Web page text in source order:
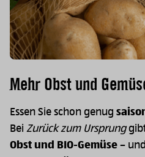
Mehr Obst und
Essen Sie schon genug
Bei Zurück zum Ursprung
Obst und BIO-Gemüse –